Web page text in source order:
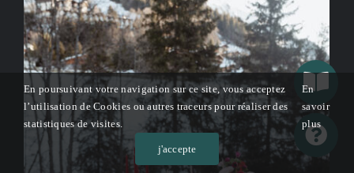
En poursuivant votre navigation sur ce site, vous acceptez
l’utilisation de Cookies ou autres traceurs pour réaliser des
statistiques de visites.
En
savoir
plus
j'accepte